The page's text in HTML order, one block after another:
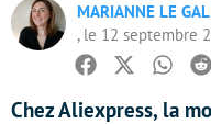
MARIANNE LE GAL
, le 12 septembre
Facebook
Twitter
Chez Aliexpress, la